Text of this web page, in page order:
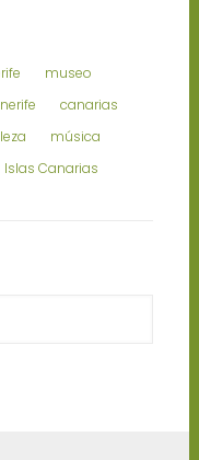
museo
canarias
música
Islas Canarias